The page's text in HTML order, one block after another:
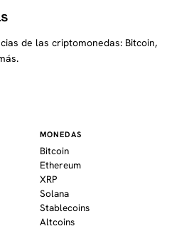
de las criptomonedas: Bitcoin,
MONEDAS
Bitcoin
Ethereum
XRP
Solana
Stablecoins
Altcoins